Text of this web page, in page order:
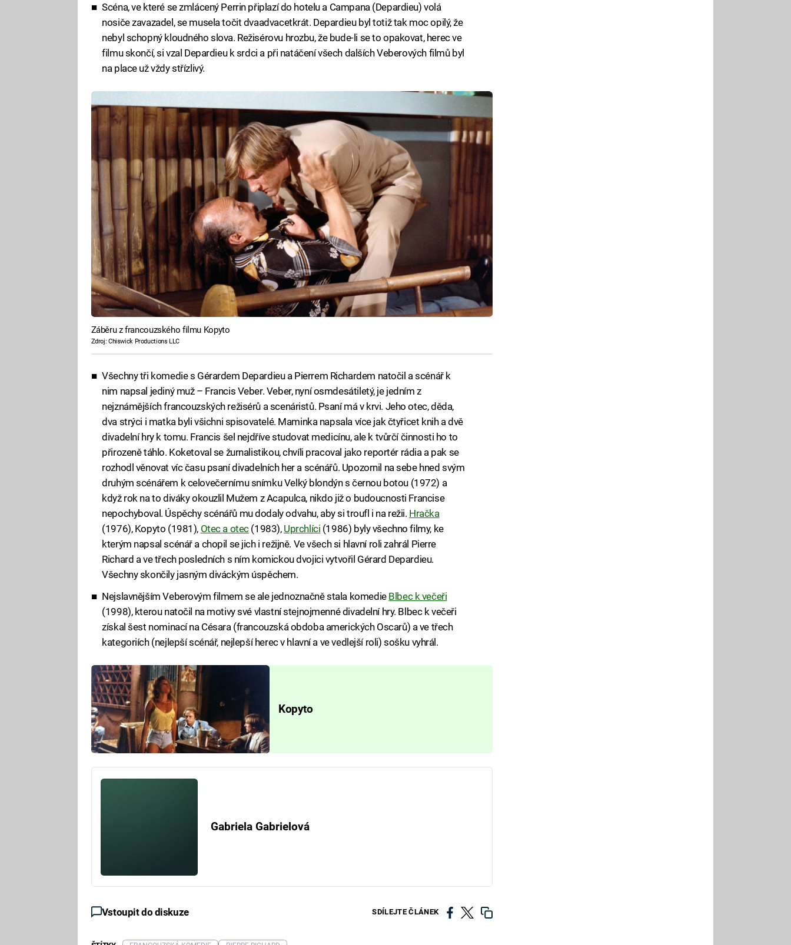
Scéna, ve které se zmlácený Perrin připlazí do hotelu a Campana (Depardieu) volá
nosiče zavazadel, se musela točit dvaadvacetkrát. Depardieu byl totiž tak moc opilý, že
nebyl schopný kloudného slova. Režisérovu hrozbu, že bude-li se to opakovat, herec ve
filmu skončí, si vzal Depardieu k srdci a při natáčení všech dalších Veberových filmů byl
na place už vždy střízlivý.
Záběru z francouzského filmu Kopyto
Zdroj: Chiswick Productions LLC
Všechny tři komedie s Gérardem Depardieu a Pierrem Richardem natočil a scénář k
nim napsal jediný muž – Francis Veber. Veber, nyní osmdesátiletý, je jedním z
nejznámějších francouzských režisérů a scenáristů. Psaní má v krvi. Jeho otec, děda,
dva strýci i matka byli všichni spisovatelé. Maminka napsala více jak čtyřicet knih a dvě
divadelní hry k tomu. Francis šel nejdříve studovat medicínu, ale k tvůrčí činnosti ho to
přirozeně táhlo. Koketoval se žurnalistikou, chvíli pracoval jako reportér rádia a pak se
rozhodl věnovat víc času psaní divadelních her a scénářů. Upozornil na sebe hned svým
druhým scénářem k celovečernímu snímku Velký blondýn s černou botou (1972) a
když rok na to diváky okouzlil Mužem z Acapulca, nikdo již o budoucnosti Francise
nepochyboval. Úspěchy scénářů mu dodaly odvahu, aby si troufl i na režii. Hračka
(1976), Kopyto (1981), Otec a otec(1983), Uprchlíci (1986) byly všechno filmy, ke
kterým napsal scénář a chopil se jich i režijně. Ve všech si hlavní roli zahrál Pierre
Richard a ve třech posledních s ním komickou dvojici vytvořil Gérard Depardieu.
Všechny skončily jasným diváckým úspěchem.
Nejslavnějším Veberovým filmem se ale jednoznačně stala komedie Blbec k večeři
(1998), kterou natočil na motivy své vlastní stejnojmenné divadelní hry. Blbec k večeři
získal šest nominací na Césara (francouzská obdoba amerických Oscarů) a ve třech
kategoriích (nejlepší scénář, nejlepší herec v hlavní a ve vedlejší roli) sošku vyhrál.
Kopyto
Gabriela Gabrielová
Vstoupit do diskuze SDÍLEJTE ČLÁNEK